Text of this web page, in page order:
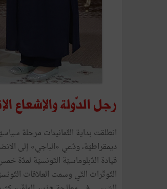
رجل الدّولة والإشعاع
انطلقت بداية الثّمانينات مرحلة
ديمقراطيّة، ودُعي «الباجي» إلى
التّوتّرات التّي وسمت العلاقات